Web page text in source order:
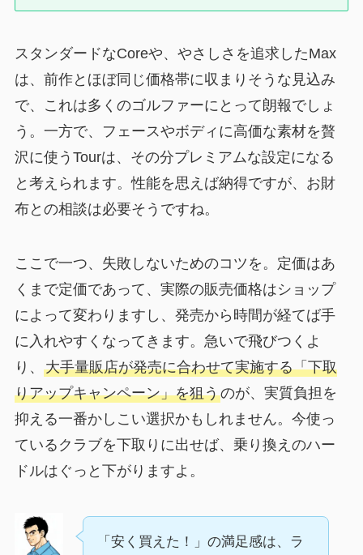
スタンダードなCoreや、やさしさを追求したMax
は、前作とほぼ同じ価格帯に収まりそうな見込み
で、これは多くのゴルファーにとって朗報でしょ
う。一方で、フェースやボディに高価な素材を贅
沢に使うTourは、その分プレミアムな設定になる
と考えられます。性能を思えば納得ですが、お財
布との相談は必要そうですね。
ここで一つ、失敗しないためのコツを。定価はあ
くまで定価であって、実際の販売価格はショップ
によって変わりますし、発売から時間が経てば手
に入れやすくなってきます。急いで飛びつくよ
り、 大手量販店が発売に合わせて実施する「下取
りアップキャンペーン」を狙うのが、実質負担を
抑える一番かしこい選択かもしれません。今使っ
ているクラブを下取りに出せば、乗り換えのハー
ドルはぐっと下がりますよ。
「安く買えた！」の満足感は、ラ